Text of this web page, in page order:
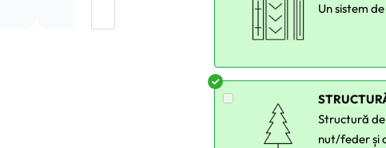
Un sistem
Structură
nut/feder și